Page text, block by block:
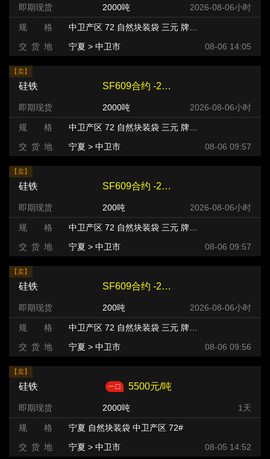
即期现货 2000吨 2026-08-06小时
规 格
中卫产区 72 自然块装袋 三元 牌号:FeSi75~B粒度等级/mm
交 货 地
宁夏 > 中卫市 08-06 14:05
【卖】
硅铁 SF609合约 -240 元/吨
即期现货 2000吨 2026-08-06小时
规 格
中卫产区 72 自然块装袋 三元 牌号:FeSi75~B粒度等级/mm
交 货 地
宁夏 > 中卫市 08-06 09:57
【卖】
硅铁 SF609合约 -220 元/吨
即期现货 200吨 2026-08-06小时
规 格
中卫产区 72 自然块装袋 三元 牌号:FeSi75~B粒度等级/mm
交 货 地
宁夏 > 中卫市 08-06 09:57
【卖】
硅铁 SF609合约 -220 元/吨
即期现货 200吨 2026-08-06小时
规 格
中卫产区 72 自然块装袋 三元 牌号:FeSi75~B粒度等级/mm
交 货 地
宁夏 > 中卫市 08-06 09:56
【卖】
硅铁 5500元/吨
即期现货 2000吨 1天
规 格
宁夏 自然块装袋 中卫产区 72#
交 货 地
宁夏 > 中卫市 08-05 14:52